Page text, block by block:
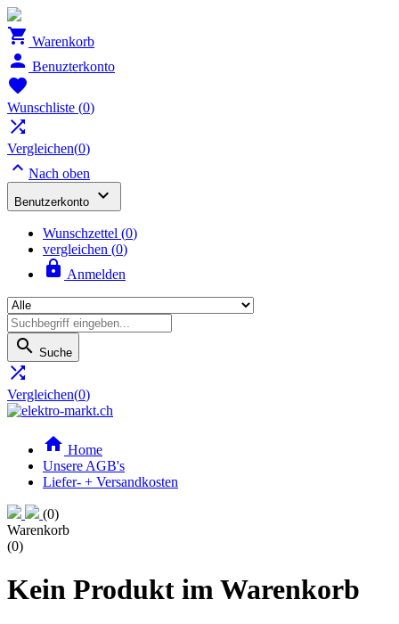
 Warenkorb
 Benuzterkonto

Wunschliste (0)

Vergleichen(0)
 Nach oben
Benutzerkonto 
Wunschzettel (0)
vergleichen (0)
 Anmelden
 Suche

Vergleichen(0)
 Home
Unsere AGB's
Liefer- + Versandkosten
(0)
Warenkorb
(0)
Kein Produkt im Warenkorb